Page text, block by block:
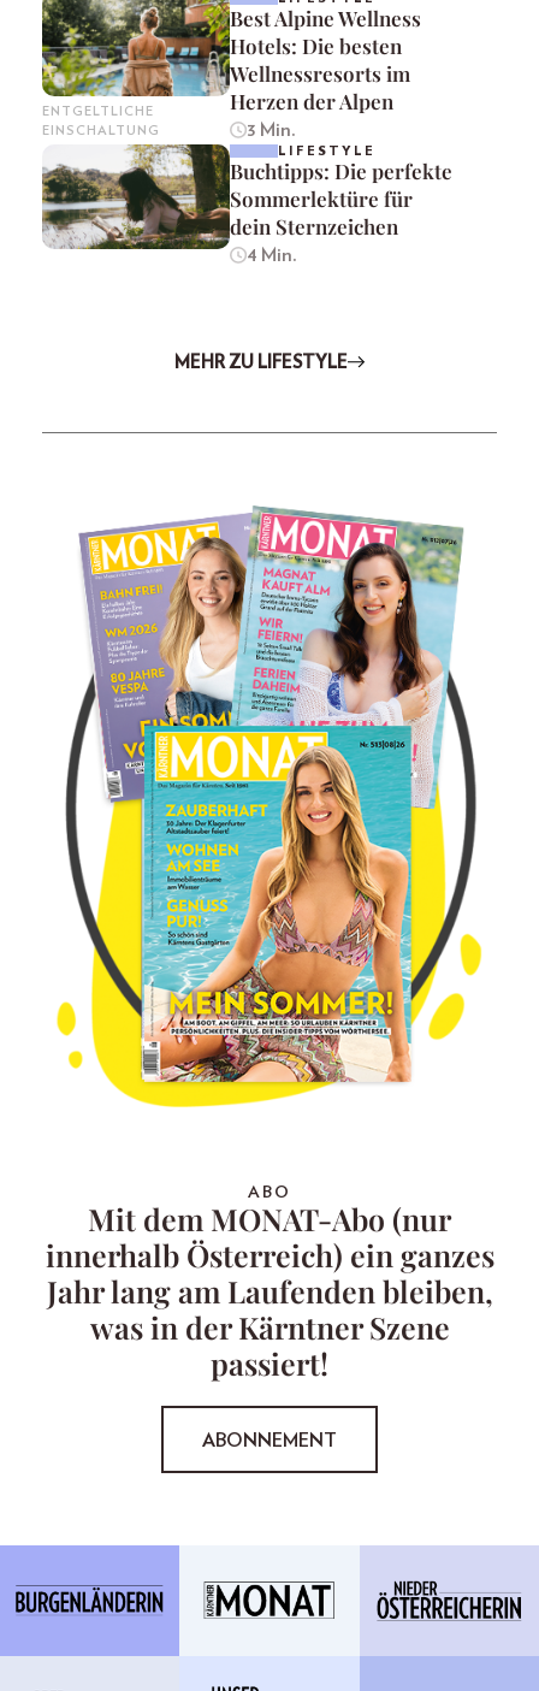
ENTGELTLICHE
EINSCHALTUNG
Best Alpine Wellness
Hotels: Die besten
Wellnessresorts im
Herzen der Alpen
3 Min.
LIFESTYLE
Buchtipps: Die perfekte
Sommerlektüre für
dein Sternzeichen
4 Min.
MEHR ZU LIFESTYLE
ABO
Mit dem MONAT-Abo (nur
innerhalb Österreich) ein ganzes
Jahr lang am Laufenden bleiben,
was in der Kärntner Szene
passiert!
ABONNEMENT